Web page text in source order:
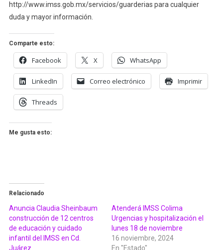
http://www.imss.gob.mx/servicios/guarderias para cualquier
duda y mayor información.
Comparte esto:
Facebook X WhatsApp
LinkedIn Correo electrónico Imprimir
Threads
Me gusta esto:
Relacionado
Anuncia Claudia Sheinbaum
construcción de 12 centros
de educación y cuidado
infantil del IMSS en Cd.
Juárez
Atenderá IMSS Colima
Urgencias y hospitalización el
lunes 18 de noviembre
16 noviembre, 2024
En "Estado"